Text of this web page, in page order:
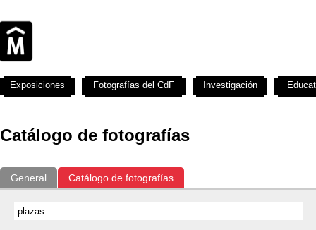
Catálogo de fotografías
General Catálogo de fotografías
Exposiciones Fotografías del CdF Investigación